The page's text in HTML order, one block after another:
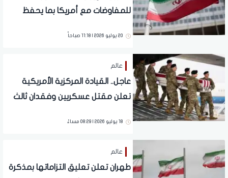
للمفاوضات مع أمريكا بما يحفظ
20 يوليو 2026 | 11:18 صباحاً
عالم
عاجل.. القيادة المركزية الأمريكية
تعلن مقتل عسكريين وفقدان ثالث
18 يوليو 2026 | 08:29 مساءً
عالم
طهران تعلن تعليق التزاماتها بمذكرة